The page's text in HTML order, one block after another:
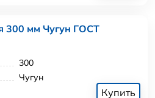
300 мм Чугун ГОСТ
300
Чугун
Купить